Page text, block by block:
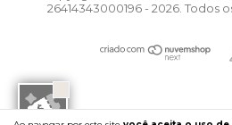
26414343000196 - 2026. Todos